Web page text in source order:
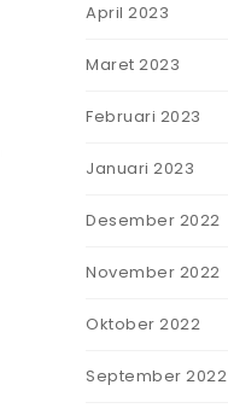
April 2023
Maret 2023
Februari 2023
Januari 2023
Desember 2022
November 2022
Oktober 2022
September 2022